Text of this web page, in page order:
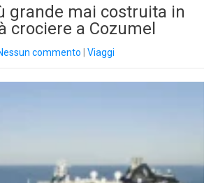
grande mai costruita in
crociere a Cozumel
commento Viaggi